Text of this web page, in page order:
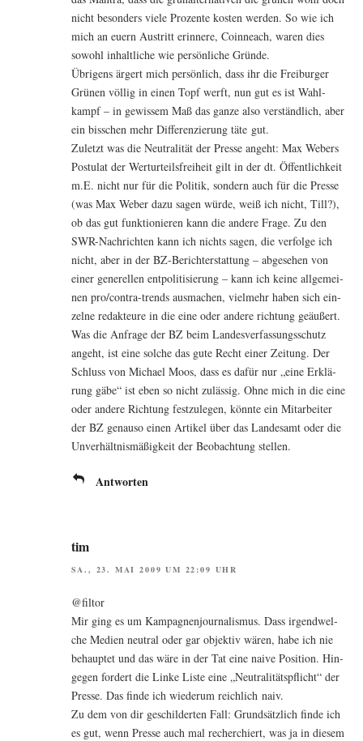
nicht beson­ders vie­le Pro­zen­te kos­ten wer­den. So wie ich
mich an euern Aus­tritt erin­ne­re, Coin­neach, waren dies
sowohl inhalt­li­che wie per­sön­li­che Gründe.
Übri­gens ärgert mich per­sön­lich, dass ihr die Frei­bur­ger
Grü­nen völ­lig in einen Topf werft, nun gut es ist Wahl­
kampf – in gewis­sem Maß das gan­ze also ver­ständ­lich, aber
ein biss­chen mehr Dif­fe­ren­zie­rung täte gut.
Zuletzt was die Neu­tra­li­tät der Pres­se angeht: Max Webers
Pos­tu­lat der Wert­ur­teils­frei­heit gilt in der dt. Öffent­lich­keit
m.E. nicht nur für die Poli­tik, son­dern auch für die Pres­se
(was Max Weber dazu sagen wür­de, weiß ich nicht, Till?),
ob das gut funk­tio­nie­ren kann die ande­re Fra­ge. Zu den
SWR-Nach­rich­ten kann ich nichts sagen, die ver­fol­ge ich
nicht, aber in der BZ-Bericht­erstat­tung – abge­se­hen von
einer gene­rel­len ent­po­li­ti­sie­rung – kann ich kei­ne all­ge­mei­
nen pro/­con­tra-trends aus­ma­chen, viel­mehr haben sich ein­
zel­ne redak­teu­re in die eine oder ande­re rich­tung geäu­ßert.
Was die Anfra­ge der BZ beim Lan­des­ver­fas­sungs­schutz
angeht, ist eine sol­che das gute Recht einer Zei­tung. Der
Schluss von Micha­el Moos, dass es dafür nur „eine Erklä­
rung gäbe“ ist eben so nicht zuläs­sig. Ohne mich in die eine
oder ande­re Rich­tung fest­zu­le­gen, könn­te ein Mit­ar­bei­ter
der BZ genau­so einen Arti­kel über das Lan­des­amt oder die
Unver­hält­nis­mä­ßig­keit der Beob­ach­tung stellen.
Antworten
tim
SA., 23. MAI 2009 UM 22:09 UHR
@filtor
Mir ging es um Kam­pa­gnen­jour­na­lis­mus. Dass irgend­wel­
che Medi­en neu­tral oder gar objek­tiv wären, habe ich nie
behaup­tet und das wäre in der Tat eine nai­ve Posi­ti­on. Hin­
ge­gen for­dert die Lin­ke Lis­te eine „Neu­tra­li­täts­pflicht“ der
Pres­se. Das fin­de ich wie­der­um reich­lich naiv.
Zu dem von dir geschil­der­ten Fall: Grund­sätz­lich fin­de ich
es gut, wenn Pres­se auch mal recher­chiert, was ja in die­sem